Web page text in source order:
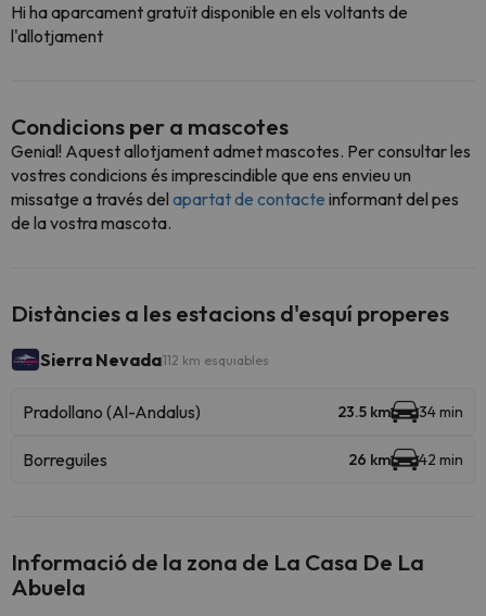
Hi ha aparcament gratuït disponible en els voltants de
l'allotjament
Condicions per a mascotes
Genial! Aquest allotjament admet mascotes. Per consultar les
vostres condicions és imprescindible que ens envieu un
missatge a través del apartat de contacte informant del pes
de la vostra mascota.
Distàncies a les estacions d'esquí properes
Sierra Nevada112 km esquiables
Pradollano (Al-Andalus) 23.5 km 34 min
Borreguiles 26 km 42 min
Informació de la zona de La Casa De La
Abuela